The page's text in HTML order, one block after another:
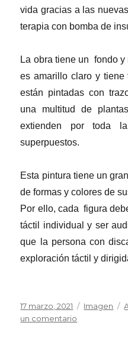
vida gracias a las
terapia con bomba de
La obra tiene un fondo
es amarillo claro y tiene
están pintadas con
una multitud de
extienden por toda
superpuestos.
Esta pintura tiene un
de formas y colores de
Por ello, cada figura
táctil individual y ser
que la persona con
exploración táctil y
Publicado
el
17 marzo, 2021 Formato
Imagen
un comentario